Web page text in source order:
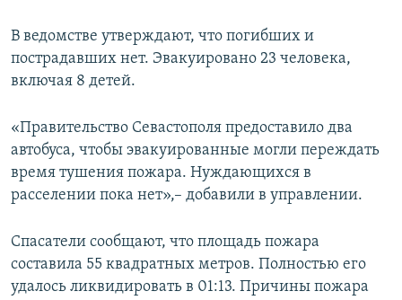
В ведомстве утверждают, что погибших и
пострадавших нет. Эвакуировано 23 человека,
включая 8 детей.
«Правительство Севастополя предоставило два
автобуса, чтобы эвакуированные могли переждать
время тушения пожара. Нуждающихся в
расселении пока нет»,– добавили в управлении.
Спасатели сообщают, что площадь пожара
составила 55 квадратных метров. Полностью его
удалось ликвидировать в 01:13. Причины пожара